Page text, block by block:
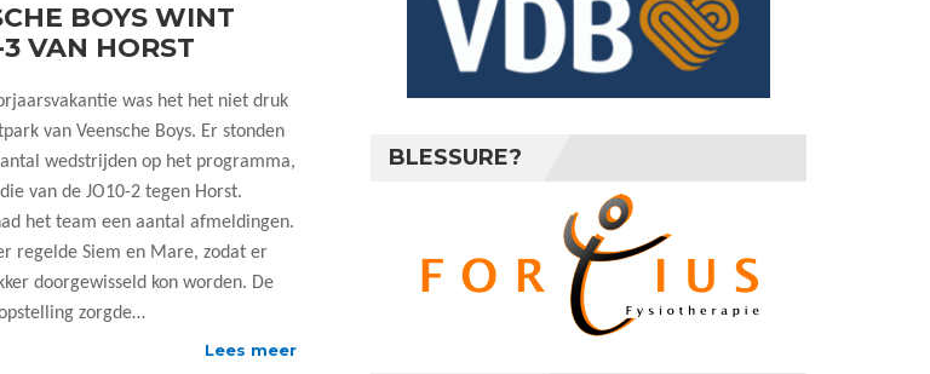
BOYS WINT
VAN HORST
was het het niet druk
van Veensche Boys. Er stonden
wedstrijden op het programma,
van de JO10-2 tegen Horst.
het team een aantal afmeldingen.
regelde Siem en Mare, zodat er
doorgewisseld kon worden. De
zorgde…
Lees meer
BLESSURE?